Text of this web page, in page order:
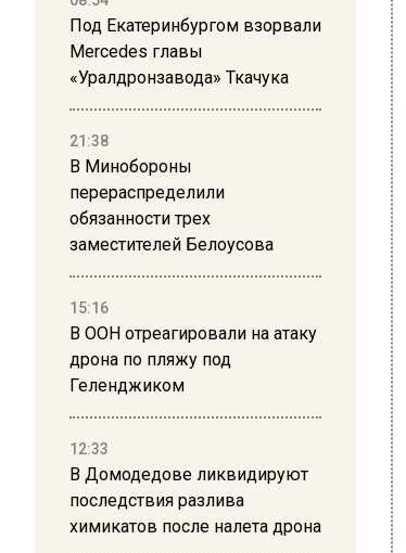
Под Екатеринбургом взорвали
Mercedes главы
«Уралдронзавода» Ткачука
21:38
В Минобороны
перераспределили
обязанности трех
заместителей Белоусова
15:16
В ООН отреагировали на атаку
дрона по пляжу под
Геленджиком
12:33
В Домодедове ликвидируют
последствия разлива
химикатов после налета дрона